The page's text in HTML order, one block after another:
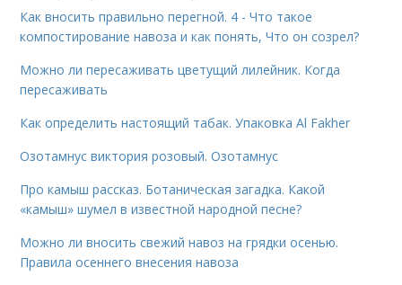
Как вносить правильно перегной. 4 - Что такое
компостирование навоза и как понять, Что он созрел?
Можно ли пересаживать цветущий лилейник. Когда
пересаживать
Как определить настоящий табак. Упаковка Al Fakher
Озотамнус виктория розовый. Озотамнус
Про камыш рассказ. Ботаническая загадка. Какой
«камыш» шумел в известной народной песне?
Можно ли вносить свежий навоз на грядки осенью.
Правила осеннего внесения навоза